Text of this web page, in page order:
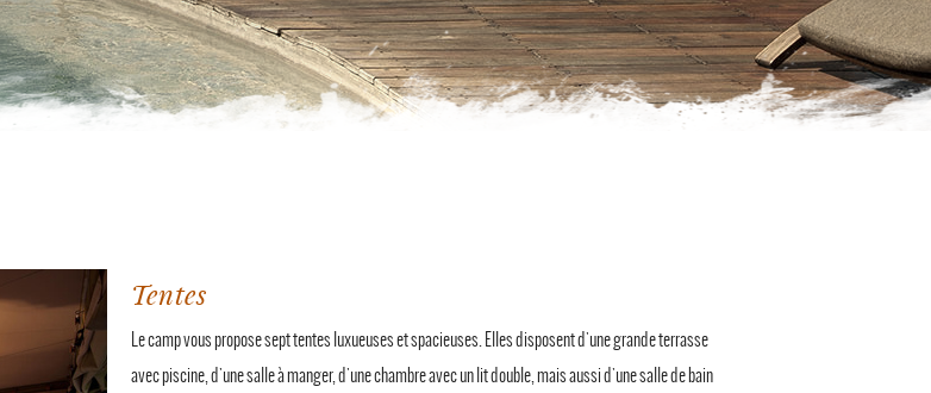
Tentes
Le camp vous propose sept tentes luxueuses et spacieuses. Elles disposent d'une grande terrasse
avec piscine, d'une salle à manger, d'une chambre avec un lit double, mais aussi d'une salle de bain